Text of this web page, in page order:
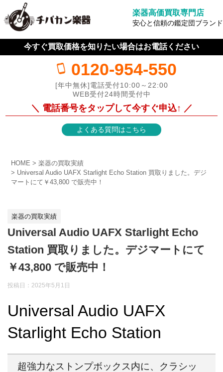
楽器高価買取専門店
安心と信頼の鑑定団ブランド
今すぐ買取価格を知りたい場合はお電話ください
0120-954-550
[年中無休]電話受付10:00～22:00
WEB受付24時間受付中
＼ 電話番号をタップして今すぐ申込↑ ／
よくある質問はこちら
HOME
楽器の買取実績
Universal Audio UAFX Starlight Echo Station 買取りました。デジ
マートにて￥43,800 で販売中！
楽器の買取実績
Universal Audio UAFX Starlight Echo
Station 買取りました。デジマートにて
￥43,800 で販売中！
投稿日：2025年5月1日
Universal Audio UAFX
Starlight Echo Station
超強力なストンプボックス内に、クラシッ